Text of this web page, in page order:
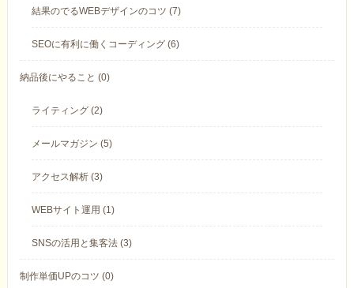
結果のでるWEBデザインのコツ (7)
SEOに有利に働くコーディング (6)
納品後にやること (0)
ライティング (2)
メールマガジン (5)
アクセス解析 (3)
WEBサイト運用 (1)
SNSの活用と集客法 (3)
制作単価UPのコツ (0)